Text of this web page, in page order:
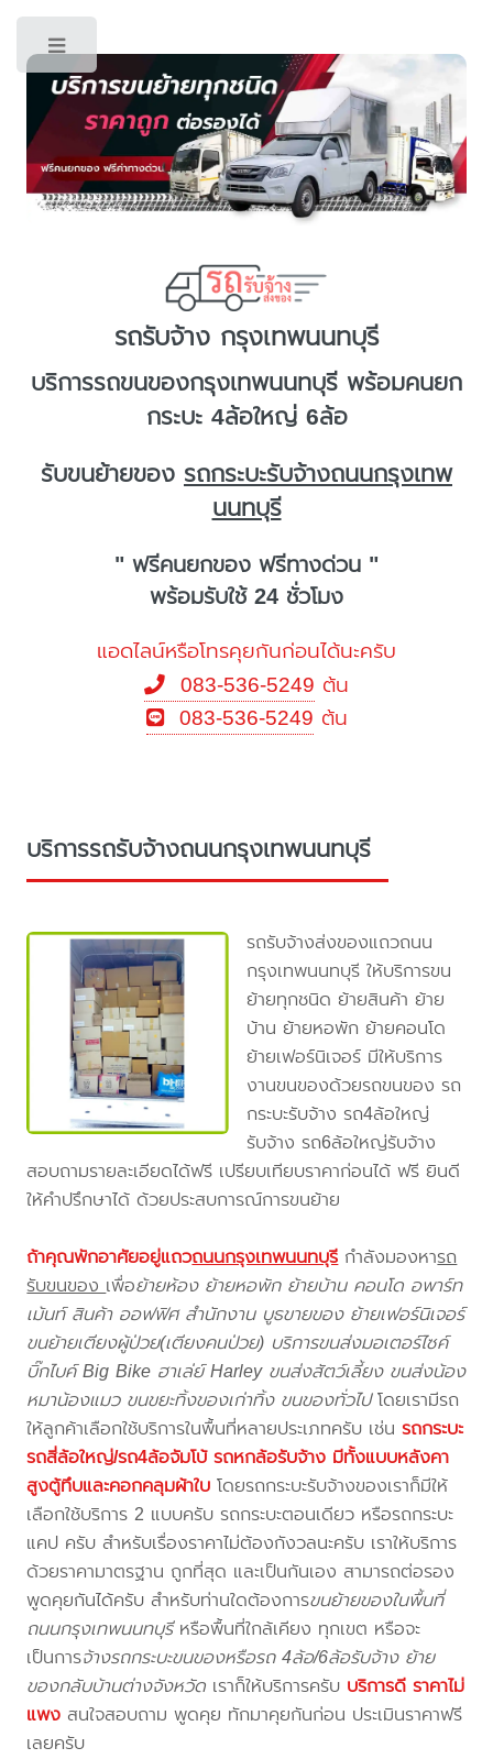
รถรับจ้าง กรุงเทพนนทบุรี
บริการรถขนของกรุงเทพนนทบุรี พร้อมคนยก
กระบะ 4ล้อใหญ่ 6ล้อ
รับขนย้ายของ รถกระบะรับจ้างถนนกรุงเทพ
นนทบุรี
" ฟรีคนยกของ ฟรีทางด่วน "
พร้อมรับใช้ 24 ชั่วโมง
แอดไลน์หรือโทรคุยกันก่อนได้นะครับ
083-536-5249 ต้น
083-536-5249 ต้น
บริการรถรับจ้างถนนกรุงเทพนนทบุรี
รถรับจ้างส่งของแถวถนน
กรุงเทพนนทบุรี ให้บริการขน
ย้ายทุกชนิด ย้ายสินค้า ย้าย
บ้าน ย้ายหอพัก ย้ายคอนโด
ย้ายเฟอร์นิเจอร์ มีให้บริการ
งานขนของด้วยรถขนของ รถ
กระบะรับจ้าง รถ4ล้อใหญ่
รับจ้าง รถ6ล้อใหญ่รับจ้าง
สอบถามรายละเอียดได้ฟรี เปรียบเทียบราคาก่อนได้ ฟรี ยินดี
ให้คำปรึกษาได้ ด้วยประสบการณ์การขนย้าย
ถ้าคุณพักอาศัยอยู่แถวถนนกรุงเทพนนทบุรีกำลังมองหารถ
รับขนของเพื่อย้ายห้อง ย้ายหอพัก ย้ายบ้าน คอนโด อพาร์ท
เม้นท์ สินค้า ออฟฟิศ สำนักงาน บูธขายของ ย้ายเฟอร์นิเจอร์
ขนย้ายเตียงผู้ป่วย(เตียงคนป่วย) บริการขนส่งมอเตอร์ไซค์
บิ๊กไบค์ Big Bike ฮาเล่ย์ Harley ขนส่งสัตว์เลี้ยง ขนส่งน้อง
หมาน้องแมว ขนขยะทิ้งของเก่าทิ้ง ขนของทั่วไปโดยเรามีรถ
ให้ลูกค้าเลือกใช้บริการในพื้นที่หลายประเภทครับ เช่นรถกระบะ
รถสี่ล้อใหญ่/รถ4ล้อจัมโบ้ รถหกล้อรับจ้าง มีทั้งแบบหลังคา
สูงตู้ทึบและคอกคลุมผ้าใบ โดยรถกระบะรับจ้างของเราก็มีให้
เลือกใช้บริการ 2 แบบครับ รถกระบะตอนเดียว หรือรถกระบะ
แคป ครับ สำหรับเรื่องราคาไม่ต้องกังวลนะครับ เราให้บริการ
ด้วยราคามาตรฐาน ถูกที่สุด และเป็นกันเอง สามารถต่อรอง
พูดคุยกันได้ครับ สำหรับท่านใดต้องการขนย้ายของในพื้นที่
ถนนกรุงเทพนนทบุรีหรือพื้นที่ใกล้เคียง ทุกเขต หรือจะ
เป็นการจ้างรถกระบะขนของหรือรถ 4ล้อ/6ล้อรับจ้าง ย้าย
ของกลับบ้านต่างจังหวัด เราก็ให้บริการครับ บริการดี ราคาไม่
แพง สนใจสอบถาม พูดคุย ทักมาคุยกันก่อน ประเมินราคาฟรี
เลยครับ
Toggle